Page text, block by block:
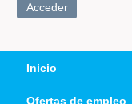
Acceder
Inicio
Ofertas de empleo